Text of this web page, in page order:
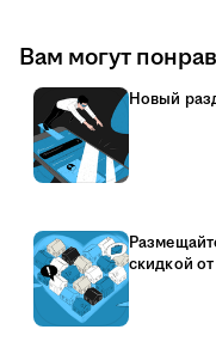
Вам могут
Новый
скидкой